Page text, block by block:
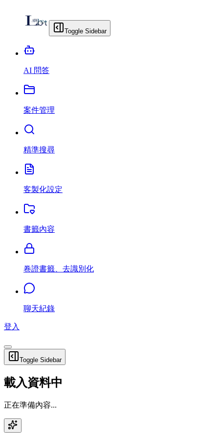
Toggle Sidebar
AI 問答
案件管理
精準搜尋
客製化設定
書籤內容
卷證書籤、去識別化
聊天紀錄
登入
Toggle Sidebar
載入資料中
正在準備內容...